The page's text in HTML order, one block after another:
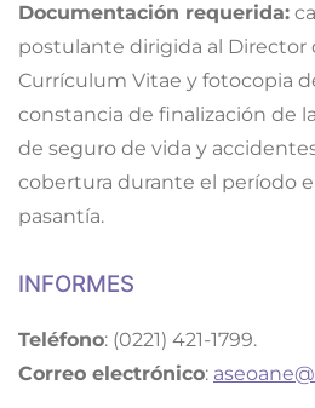
Documentación requerida:
postulante dirigida al Director
Currículum Vitae y fotocopia
constancia de finalización de
de seguro de vida y
cobertura durante el período
pasantía.
INFORMES
Teléfono: (0221) 421-1799.
Correo electrónico: